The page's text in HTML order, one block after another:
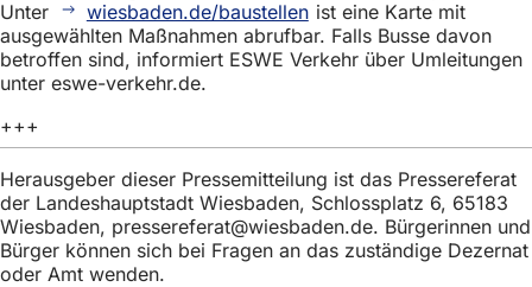
c
h
h
i
e
r
:
Unter
wiesbaden.de/baustellen ist eine Karte mit
ausgewählten Maßnahmen abrufbar. Falls Busse davon
betroffen sind, informiert ESWE Verkehr über Umleitungen
unter eswe-verkehr.de.
+++
Herausgeber dieser Pressemitteilung ist das Pressereferat
der Landeshauptstadt Wiesbaden, Schlossplatz 6, 65183
Wiesbaden, pressereferat wiesbaden de. Bürgerinnen und
Bürger können sich bei Fragen an das zuständige Dezernat
oder Amt wenden.